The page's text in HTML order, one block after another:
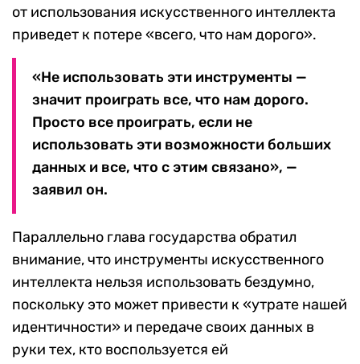
от использования искусственного интеллекта
приведет к потере «всего, что нам дорого».
«Не использовать эти инструменты —
значит проиграть все, что нам дорого.
Просто все проиграть, если не
использовать эти возможности больших
данных и все, что с этим связано», —
заявил он.
Параллельно глава государства обратил
внимание, что инструменты искусственного
интеллекта нельзя использовать бездумно,
поскольку это может привести к «утрате нашей
идентичности» и передаче своих данных в
руки тех, кто воспользуется ей